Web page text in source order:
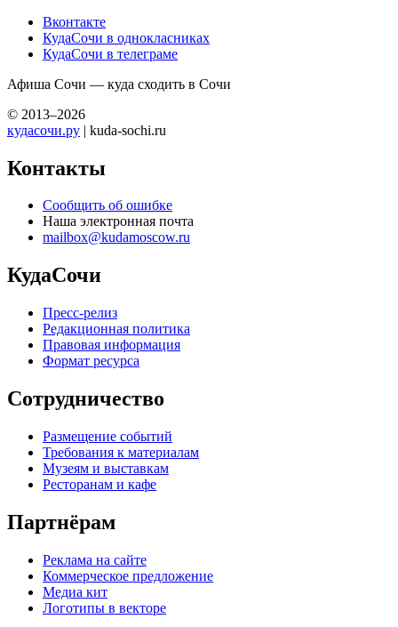
Вконтакте
КудаСочи в однокласниках
КудаСочи в телеграме
Афиша Сочи — куда сходить в Сочи
© 2013–2026
кудасочи.ру | kuda-sochi.ru
Контакты
Сообщить об ошибке
Наша электронная почта
mailbox@kudamoscow.ru
КудаСочи
Пресс-релиз
Редакционная политика
Правовая информация
Формат ресурса
Сотрудничество
Размещение событий
Требования к материалам
Музеям и выставкам
Ресторанам и кафе
Партнёрам
Реклама на сайте
Коммерческое предложение
Медиа кит
Логотипы в векторе